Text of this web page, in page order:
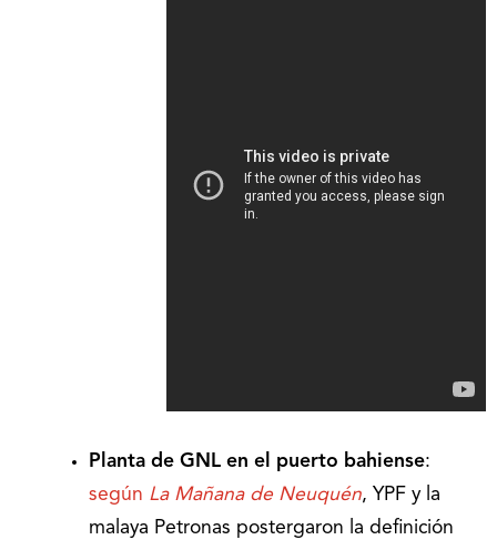
Planta de GNL en el puerto bahiense:
según La Mañana de Neuquén, YPF y la
malaya Petronas postergaron la definición